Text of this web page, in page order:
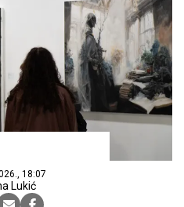
18:07
Lukić